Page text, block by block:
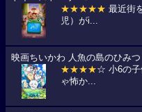
★★★★★ 最近街
児）がi...
映画ちいかわ 人魚の島のひみつ
★★★★☆ 小6の子
ゃ怖か...